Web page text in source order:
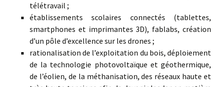
télétravail ;
établissements scolaires connectés (tablettes,
smartphones et imprimantes 3D), fablabs, création
d’un pôle d’excellence sur les drones ;
rationalisation de l’exploitation du bois, déploiement
de la technologie photovoltaïque et géothermique,
de l’éolien, de la méthanisation, des réseaux haute et